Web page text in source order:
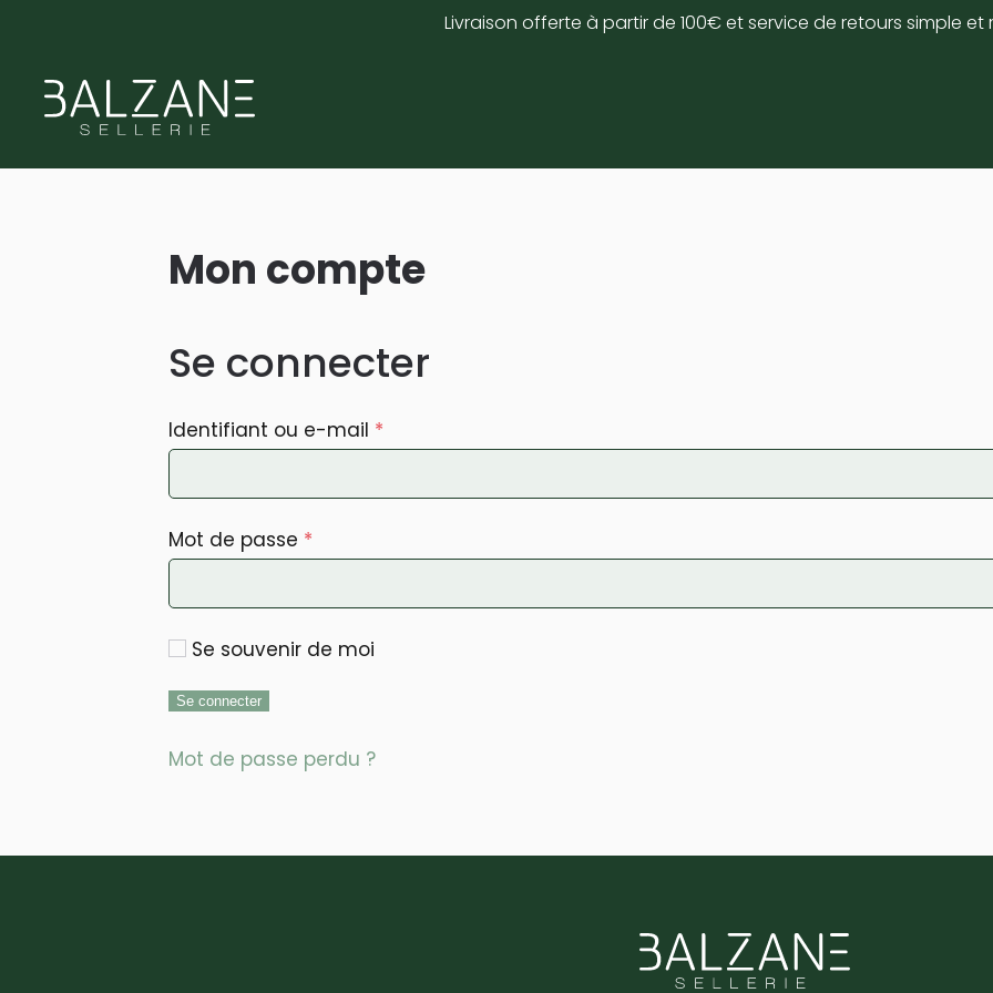
to
main
content
Livraison offerte à partir de 100€ et service de retours simple et rapide
Mon compte
Se connecter
Identifiant ou e-mail *
Mot de passe *
Se souvenir de moi
Se connecter
Mot de passe perdu ?